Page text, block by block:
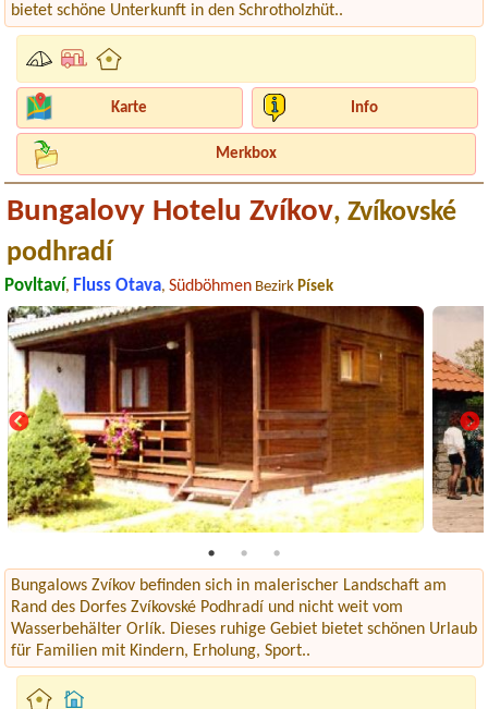
bietet schöne Unterkunft in den Schrotholzhüt..
Karte Info
Merkbox
Bungalovy Hotelu Zvíkov, Zvíkovské
podhradí
Povltaví, Fluss Otava,Südböhmen Bezirk Písek
Bungalows Zvíkov befinden sich in malerischer Landschaft am
Rand des Dorfes Zvíkovské Podhradí und nicht weit vom
Wasserbehälter Orlík. Dieses ruhige Gebiet bietet schönen Urlaub
für Familien mit Kindern, Erholung, Sport..